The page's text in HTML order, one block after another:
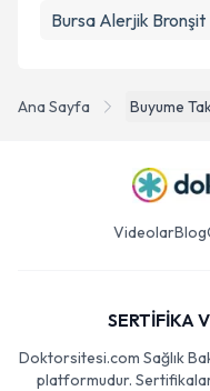
Ana Sayfa Buyume
Bursa Alerjik Bronşit
VideolarBlog
SERTİFİKA
Doktorsitesi.com Sağlık
platformudur.